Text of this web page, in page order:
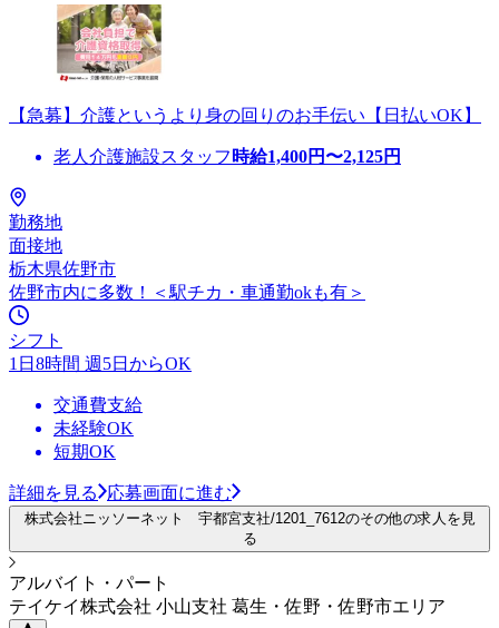
【急募】介護というより身の回りのお手伝い【日払いOK】
老人介護施設スタッフ 時給1,400円〜2,125円
勤務地
面接地
栃木県佐野市
佐野市内に多数！＜駅チカ・車通勤okも有＞
シフト
1日8時間 週5日からOK
交通費支給
未経験OK
短期OK
詳細を見る 応募画面に進む
株式会社ニッソーネット 宇都宮支社/1201_7612のその他の求人を見
る
アルバイト・パート
テイケイ株式会社 小山支社 葛生・佐野・佐野市エリア